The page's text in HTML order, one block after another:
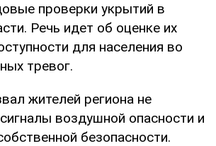
проверки укрытий в
Речь идет об оценке их
для населения во
тревог.
жителей региона не
воздушной опасности и
безопасности.